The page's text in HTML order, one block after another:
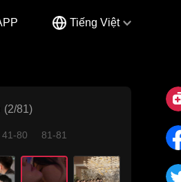
Tiếng Việt
(2/81)
41-80 81-81